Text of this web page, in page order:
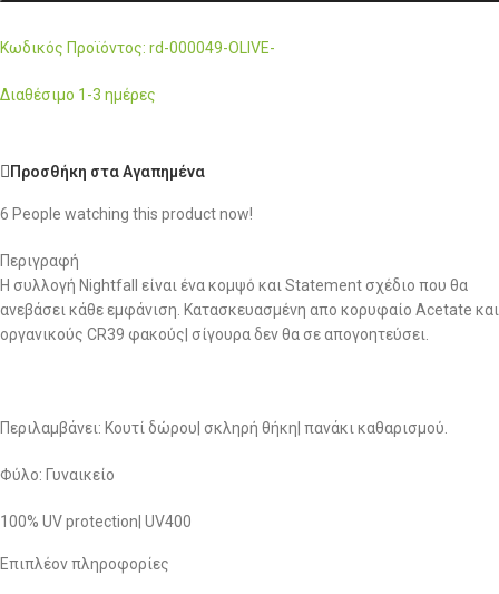
Κωδικός Προϊόντος: rd-000049-OLIVE-
Διαθέσιμο 1-3 ημέρες
Προσθήκη στα Αγαπημένα
6 People watching this product now!
Περιγραφή
Η συλλογή Nightfall είναι ένα κομψό και Statement σχέδιο που θα
ανεβάσει κάθε εμφάνιση. Κατασκευασμένη απο κορυφαίo Acetate και
οργανικούς CR39 φακούς| σίγουρα δεν θα σε απογοητεύσει.
Περιλαμβάνει: Κουτί δώρου| σκληρή θήκη| πανάκι καθαρισμού.
Φύλο: Γυναικείο
100% UV protection| UV400
Επιπλέον πληροφορίες